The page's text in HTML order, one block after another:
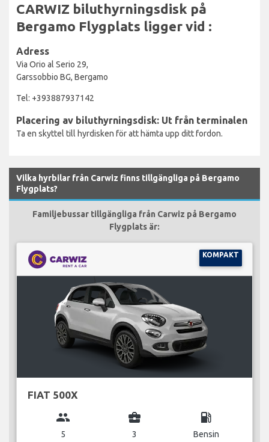
CARWIZ biluthyrningsdisk på
Bergamo Flygplats ligger vid :
Adress
Via Orio al Serio 29,
Garssobbio BG, Bergamo
Tel: +393887937142
Placering av biluthyrningsdisk: Ut från terminalen
Ta en skyttel till hyrdisken för att hämta upp ditt fordon.
Vilka hyrbilar från Carwiz finns tillgängliga på Bergamo
Flygplats?
Familjebussar tillgängliga från Carwiz på Bergamo
Flygplats är:
KOMPAKT
FIAT 500X
group
5
business_center
3
local_gas_station
Bensin